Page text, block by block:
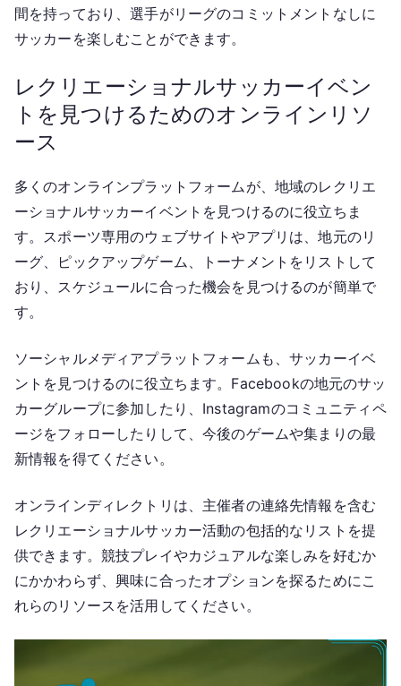
間を持っており、選手がリーグのコミットメントなしに
サッカーを楽しむことができます。
レクリエーショナルサッカーイベン
トを見つけるためのオンラインリソ
ース
多くのオンラインプラットフォームが、地域のレクリエ
ーショナルサッカーイベントを見つけるのに役立ちま
す。スポーツ専用のウェブサイトやアプリは、地元のリ
ーグ、ピックアップゲーム、トーナメントをリストして
おり、スケジュールに合った機会を見つけるのが簡単で
す。
ソーシャルメディアプラットフォームも、サッカーイベ
ントを見つけるのに役立ちます。Facebookの地元のサッ
カーグループに参加したり、Instagramのコミュニティペ
ージをフォローしたりして、今後のゲームや集まりの最
新情報を得てください。
オンラインディレクトリは、主催者の連絡先情報を含む
レクリエーショナルサッカー活動の包括的なリストを提
供できます。競技プレイやカジュアルな楽しみを好むか
にかかわらず、興味に合ったオプションを探るためにこ
れらのリソースを活用してください。